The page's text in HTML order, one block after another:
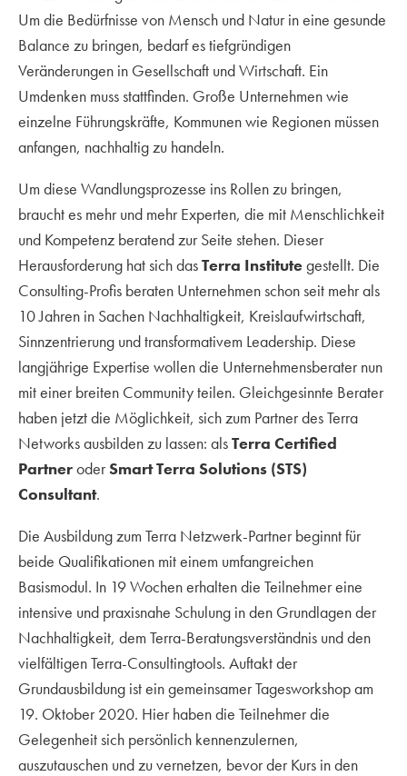
Um die Bedürfnisse von Mensch und Natur in eine gesunde
Balance zu bringen, bedarf es tiefgründigen
Veränderungen in Gesellschaft und Wirtschaft. Ein
Umdenken muss stattfinden. Große Unternehmen wie
einzelne Führungskräfte, Kommunen wie Regionen müssen
anfangen, nachhaltig zu handeln.
Um diese Wandlungsprozesse ins Rollen zu bringen,
braucht es mehr und mehr Experten, die mit Menschlichkeit
und Kompetenz beratend zur Seite stehen. Dieser
Herausforderung hat sich dasTerra Institutegestellt. Die
Consulting-Profis beraten Unternehmen schon seit mehr als
10 Jahren in Sachen Nachhaltigkeit, Kreislaufwirtschaft,
Sinnzentrierung und transformativem Leadership. Diese
langjährige Expertise wollen die Unternehmensberater nun
mit einer breiten Community teilen. Gleichgesinnte Berater
haben jetzt die Möglichkeit, sich zum Partner des Terra
Networks ausbilden zu lassen: alsTerra Certified
PartneroderSmart Terra Solutions (STS)
Consultant.
Die Ausbildung zum Terra Netzwerk-Partner beginnt für
beide Qualifikationen mit einem umfangreichen
Basismodul. In 19 Wochen erhalten die Teilnehmer eine
intensive und praxisnahe Schulung in den Grundlagen der
Nachhaltigkeit, dem Terra-Beratungsverständnis und den
vielfältigen Terra-Consultingtools. Auftakt der
Grundausbildung ist ein gemeinsamer Tagesworkshop am
19. Oktober 2020. Hier haben die Teilnehmer die
Gelegenheit sich persönlich kennenzulernen,
auszutauschen und zu vernetzen, bevor der Kurs in den